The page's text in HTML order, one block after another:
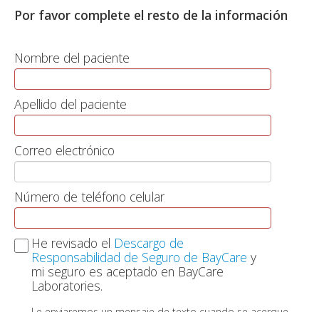
Por favor complete el resto de la información
Nombre del paciente
Apellido del paciente
Correo electrónico
Número de teléfono celular
He revisado el Descargo de
Responsabilidad de Seguro de BayCare y
mi seguro es aceptado en BayCare
Laboratories.